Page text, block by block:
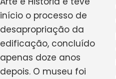
início o processo de
desapropriação da
edificação, concluído
apenas doze anos
depois. O museu foi